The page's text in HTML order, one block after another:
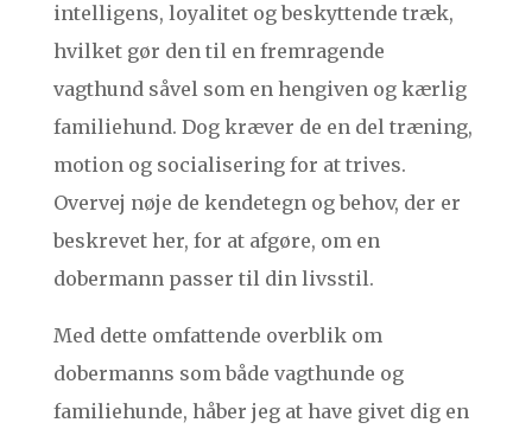
intelligens, loyalitet og beskyttende træk,
hvilket gør den til en fremragende
vagthund såvel som en hengiven og kærlig
familiehund. Dog kræver de en del træning,
motion og socialisering for at trives.
Overvej nøje de kendetegn og behov, der er
beskrevet her, for at afgøre, om en
dobermann passer til din livsstil.
Med dette omfattende overblik om
dobermanns som både vagthunde og
familiehunde, håber jeg at have givet dig en